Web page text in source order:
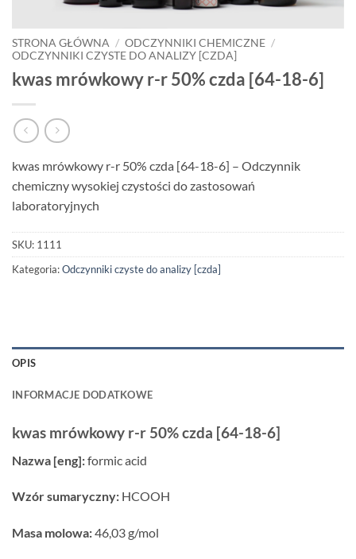
STRONA GŁÓWNA / ODCZYNNIKI CHEMICZNE /
ODCZYNNIKI CZYSTE DO ANALIZY [CZDA]
kwas mrówkowy r-r 50% czda [64-18-6]
kwas mrówkowy r-r 50% czda [64-18-6] – Odczynnik
chemiczny wysokiej czystości do zastosowań
laboratoryjnych
SKU: 1111
Kategoria:Odczynniki czyste do analizy [czda]
OPIS
INFORMACJE DODATKOWE
kwas mrówkowy r-r 50% czda [64-18-6]
Nazwa [eng]:formic acid
Wzór sumaryczny: HCOOH
Masa molowa:46,03 g/mol